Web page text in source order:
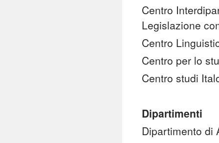
Centro
Legislazione
Centro
Centro per lo
Centro studi
Dipartimenti
Dipartimento di